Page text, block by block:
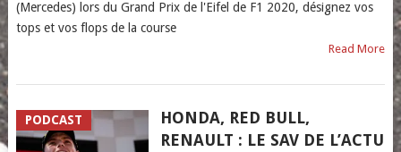
(Mercedes) lors du Grand Prix de l'Eifel de F1 2020, désignez vos
tops et vos flops de la course
Read More
PODCAST
HONDA, RED BULL,
RENAULT : LE SAV DE L’ACTU